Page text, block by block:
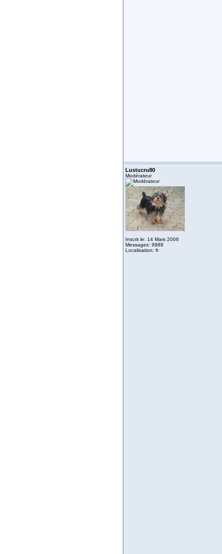
Lustucru80
Modérateur
Inscrit le: 14 Mars 2006
Messages: 9988
Localisation: fr